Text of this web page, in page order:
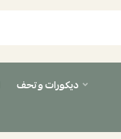
ديكورات وتحف